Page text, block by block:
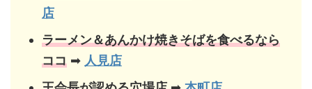
店
ラーメン＆あんかけ焼きそばを食べるなら
ココ ➡ 人見店